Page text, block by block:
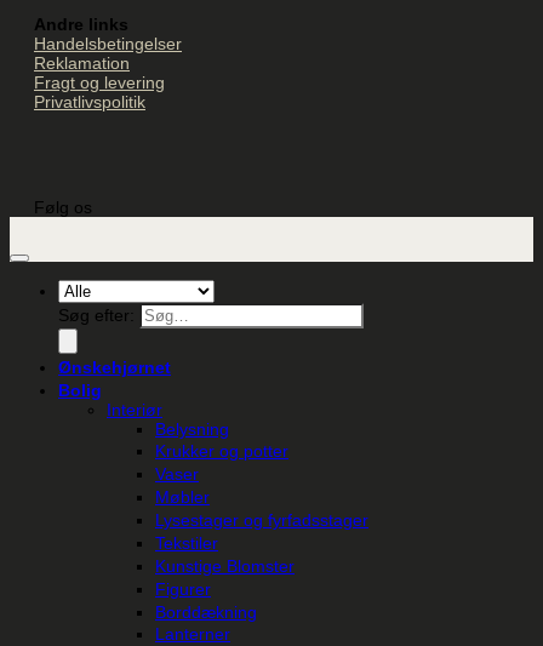
Andre links
Handelsbetingelser
Reklamation
Fragt og levering
Privatlivspolitik
Følg os
Søg efter:
Ønskehjørnet
Bolig
Interiør
Belysning
Krukker og potter
Vaser
Møbler
Lysestager og fyrfadsstager
Tekstiler
Kunstige Blomster
Figurer
Borddækning
Lanterner